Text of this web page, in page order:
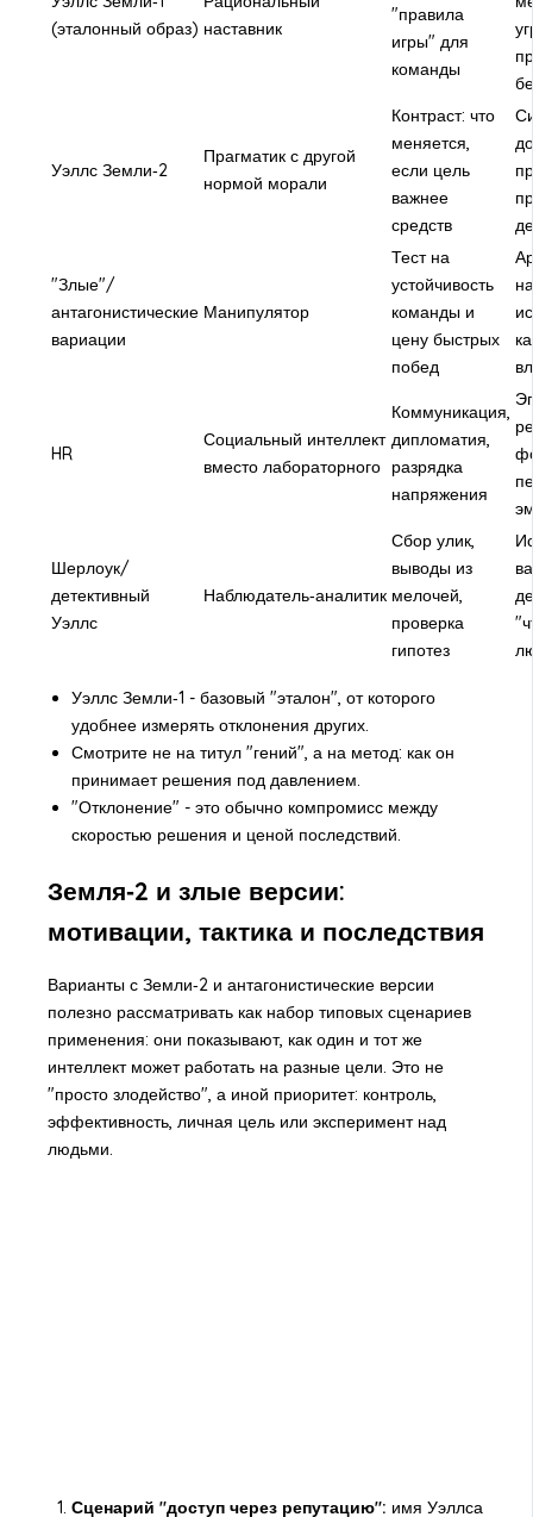
(эталонный образ) наставник
"правила
игры" для
команды
Уэллс Земли‑2
Прагматик с другой
нормой морали
Контраст: что
меняется,
если цель
важнее
средств
"Злые"/
антагонистические
вариации
Манипулятор
Тест на
устойчивость
команды и
цену быстрых
побед
HR
Социальный интеллект
вместо лабораторного
Коммуникация,
дипломатия,
разрядка
напряжения
Шерлоук/
детективный
Уэллс
Наблюдатель‑аналитик
Сбор улик,
выводы из
мелочей,
проверка
гипотез
Уэллс Земли‑1 - базовый "эталон", от которого
удобнее измерять отклонения других.
Смотрите не на титул "гений", а на метод: как он
принимает решения под давлением.
"Отклонение" - это обычно компромисс между
скоростью решения и ценой последствий.
Земля‑2 и злые версии:
мотивации, тактика и последствия
Варианты с Земли‑2 и антагонистические версии
полезно рассматривать как набор типовых сценариев
применения: они показывают, как один и тот же
интеллект может работать на разные цели. Это не
"просто злодейство", а иной приоритет: контроль,
эффективность, личная цель или эксперимент над
людьми.
Сценарий "доступ через репутацию": имя Уэллса